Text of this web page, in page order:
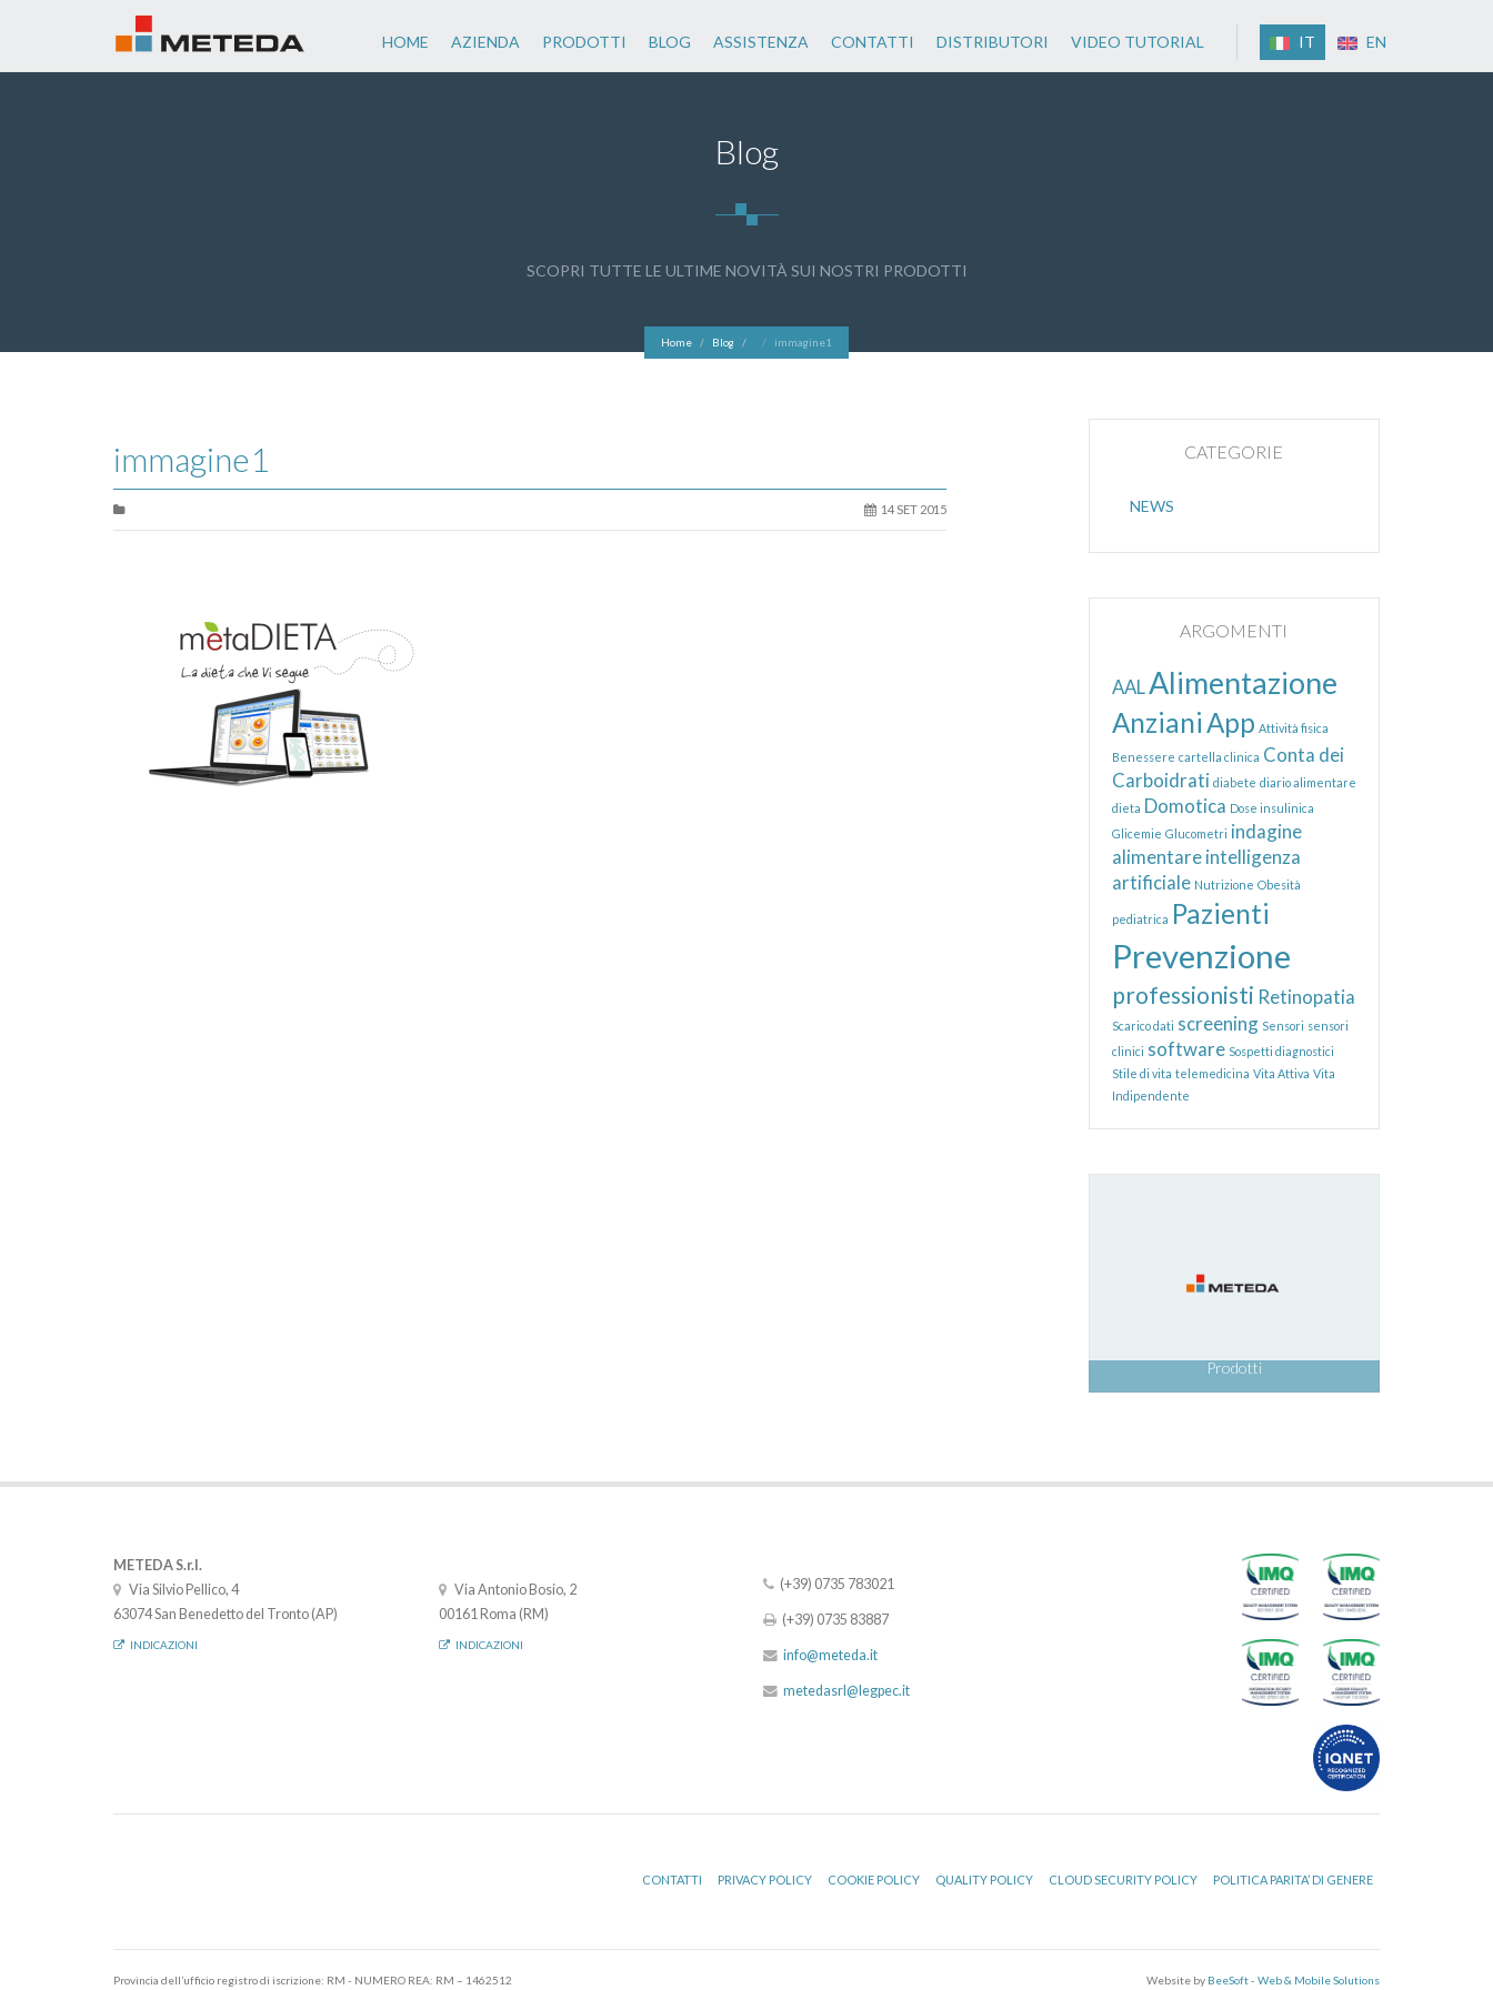
IT EN
HOME AZIENDA PRODOTTI BLOG ASSISTENZA CONTATTI DISTRIBUTORI VIDEO TUTORIAL
Blog
SCOPRI TUTTE LE ULTIME NOVITÀ SUI NOSTRI PRODOTTI
Home Blog immagine1
immagine1
14 SET 2015
CATEGORIE
NEWS
ARGOMENTI
AALAlimentazione
AnzianiApp Attività fisica
Benessere cartella clinica Conta dei
Carboidrati diabete diario alimentare
dieta Domotica Dose insulinica
Glicemie Glucometri indagine
alimentare intelligenza
artificiale Nutrizione Obesità
pediatrica Pazienti
Prevenzione
professionisti Retinopatia
Scarico dati screening Sensori sensori
clinici software Sospetti diagnostici
Stile di vita telemedicina Vita Attiva Vita
Indipendente
Prodotti
METEDA S.r.l.
Via Silvio Pellico, 4
63074 San Benedetto del Tronto (AP)
INDICAZIONI
Via Antonio Bosio, 2
00161 Roma (RM)
INDICAZIONI
(+39) 0735 783021
(+39) 0735 83887
info@meteda.it
metedasrl@legpec.it
CONTATTI PRIVACY POLICY COOKIE POLICY QUALITY POLICY CLOUD SECURITY POLICY POLITICA PARITA’ DI GENERE
Provincia dell’ufficio registro di iscrizione: RM - NUMERO REA: RM – 1462512
Website by BeeSoft - Web & Mobile Solutions